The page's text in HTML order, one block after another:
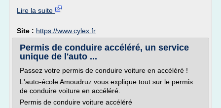
Lire la suite
Site : https://www.cylex.fr
Permis de conduire accéléré, un service
unique de l'auto ...
Passez votre permis de conduire voiture en accéléré !
L'auto-école Amoudruz vous explique tout sur le permis
de conduire voiture en accéléré.
Permis de conduire voiture accéléré